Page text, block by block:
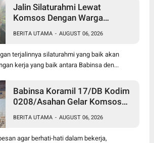
Jalin Silaturahmi Lewat
Komsos Dengan Warga
09/TB Kodim 0208/Asahan
BERITA UTAMA - AUGUST 06, 2026
terjalinnya silaturahmi yang baik akan
kerja yang baik antara Babinsa den...
Babinsa Koramil 17/DB Kodim
0208/Asahan Gelar Komsos
Bangunan
BERITA UTAMA - AUGUST 06, 2026
agar berhati-hati dalam bekerja,